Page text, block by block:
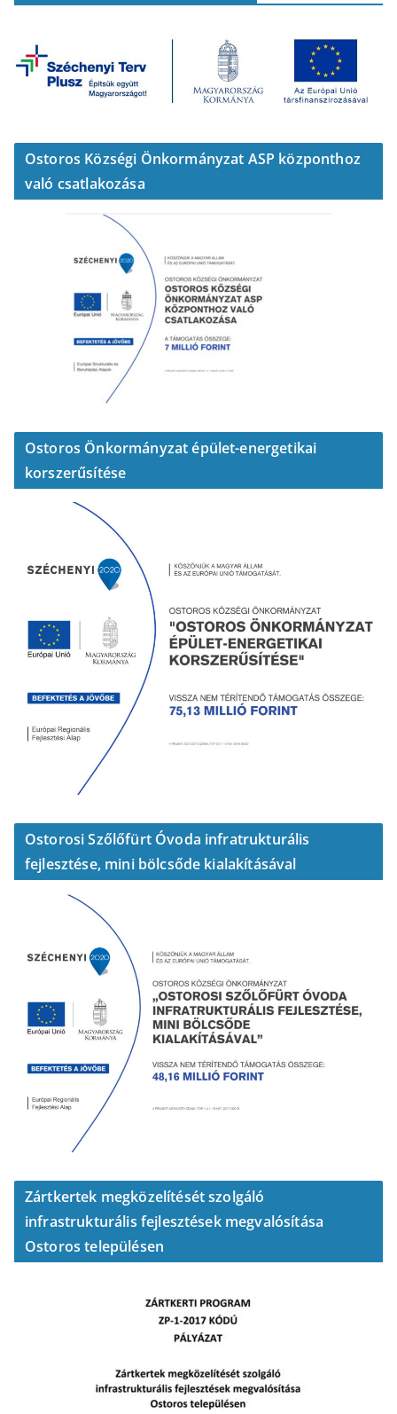
Ostoros Községi Önkormányzat ASP központhoz
való csatlakozása
Ostoros Önkormányzat épület-energetikai
korszerűsítése
Ostorosi Szőlőfürt Óvoda infratrukturális
fejlesztése, mini bölcsőde kialakításával
Zártkertek megközelítését szolgáló
infrastrukturális fejlesztések megvalósítása
Ostoros településen